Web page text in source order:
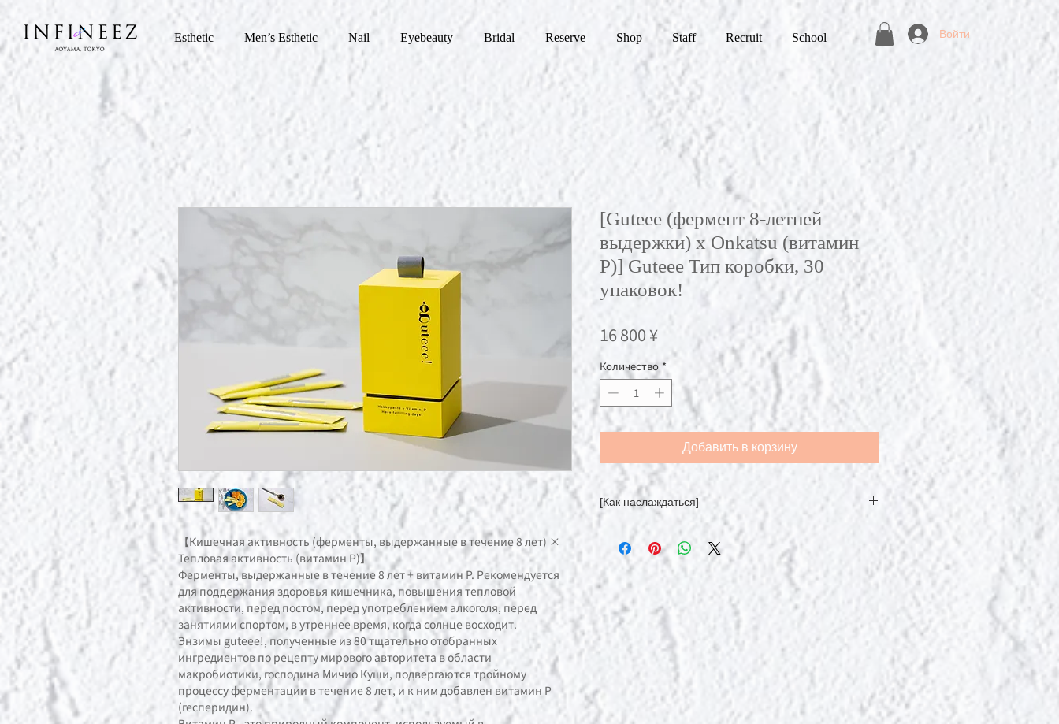
Esthetic Men’s Esthetic Nail Eyebeauty Bridal Reserve Shop Staff Recruit School Войти
【Кишечная активность (ферменты, выдержанные в течение 8 лет) ×
Тепловая активность (витамин Р)】
Ферменты, выдержанные в течение 8 лет + витамин Р. Рекомендуется
для поддержания здоровья кишечника, повышения тепловой
активности, перед постом, перед употреблением алкоголя, перед
занятиями спортом, в утреннее время, когда солнце восходит.
Энзимы guteee!, полученные из 80 тщательно отобранных
ингредиентов по рецепту мирового авторитета в области
макробиотики, господина Мичио Куши, подвергаются тройному
процессу ферментации в течение 8 лет, и к ним добавлен витамин Р
(гесперидин).
[Guteee (фермент 8-летней
выдержки) x Onkatsu (витамин
Р)] Guteee Тип коробки, 30
упаковок!
16 800 ¥Цена
Количество *
Добавить в корзину
[Как наслаждаться]
Его можно принимать в любой ситуации, например,
натощак или в качестве замены голодания.
Пожалуйста, принимайте от 1 до 2 пакетиков в день.
Вы можете наслаждаться им как есть, а если вам не
нравится кислый вкус, рекомендуем разбавить его
соком или газированной водой.